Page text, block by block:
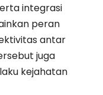
integrasi
peran
antar
juga
kejahatan